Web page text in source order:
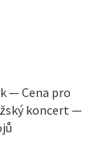
— Cena pro
koncert —